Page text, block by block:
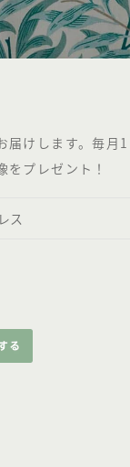
届けします。毎月
をプレゼント！